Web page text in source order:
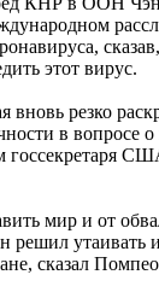
этот вирус.
резко
в вопросе
госсекретаря
мир и от
решил
сказал